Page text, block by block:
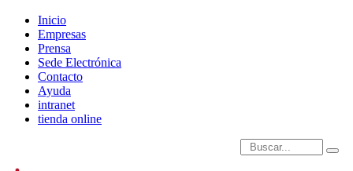
Inicio
Empresas
Prensa
Sede Electrónica
Contacto
Ayuda
intranet
tienda online
Introduce términos de